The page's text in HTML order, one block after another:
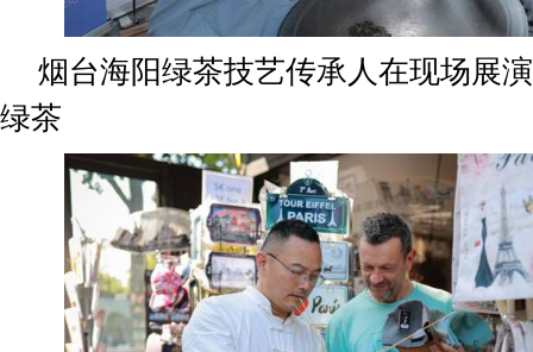
烟台海阳绿茶技艺传承人在现场展
绿茶